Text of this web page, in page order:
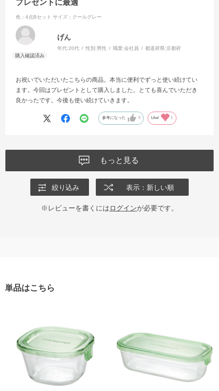
プレゼントに最適
色：4点Bセット サイズ：クールグレー
げん
年代:20代 性別:男性 職業:会社員 都道府県:京都府
お祝いでいただいたこちらの商品。本当に便利でずっと使い続けてい
ます。今回はプレゼントとして購入しました。とても喜んでいただき
良かったです。今後も使い続けていきます。
参考になった 0 Like! 1
もっと見る
絞り込み 表示：新しい順
※レビューを書くにはログインが必要です。
単品はこちら